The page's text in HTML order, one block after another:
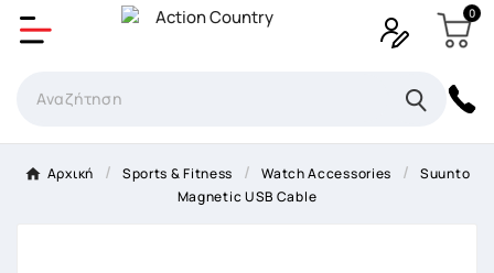
0
Αρχική Sports & Fitness Watch Accessories
Suunto
Magnetic USB Cable
Δημιουργία λίστα επιθυμητών
×
Όνομα Λίστα επιθυμιτών
Δημιουργία λίστα επιθυμητών